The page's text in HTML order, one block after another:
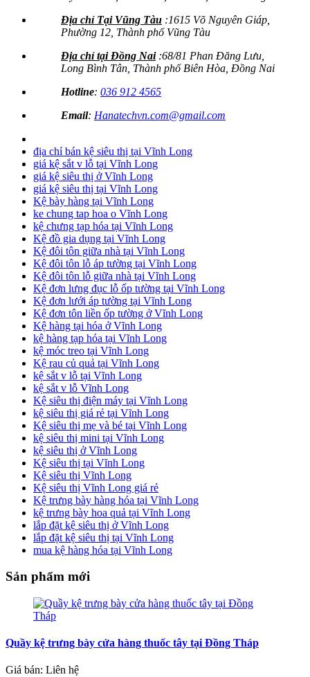
Địa chỉ Tại Vũng Tàu :1615 Võ Nguyên Giáp,
Phường 12, Thành phố Vũng Tàu
Địa chỉ tại Đồng Nai:68/81 Phan Đăng Lưu,
Long Bình Tân, Thành phố Biên Hòa, Đồng Nai
Hotline: 036 912 4565
Email: Hanatechvn.com@gmail.com
địa chỉ bán kệ siêu thị tại Vĩnh Long
giá kệ sắt v lỗ tại Vĩnh Long
giá kệ siêu thị ở Vĩnh Long
giá kệ siêu thị tại Vĩnh Long
Kệ bày hàng tại Vĩnh Long
ke chung tap hoa o Vĩnh Long
kệ chưng tạp hóa tại Vĩnh Long
Kệ đồ gia dụng tại Vĩnh Long
Kệ đôi tôn giữa nhà tại Vĩnh Long
Kệ đôi tôn lỗ áp tường tại Vĩnh Long
Kệ đôi tôn lỗ giữa nhà tại Vĩnh Long
Kệ đơn lưng đục lỗ ốp tường tại Vĩnh Long
Kệ đơn lưới áp tường tại Vĩnh Long
Kệ đơn tôn liền ốp tường ở Vĩnh Long
Kệ hàng tại hóa ở Vĩnh Long
kệ hàng tạp hóa tại Vĩnh Long
kệ móc treo tại Vĩnh Long
Kệ rau củ quả tại Vĩnh Long
kệ sắt v lỗ tại Vĩnh Long
kệ sắt v lỗ Vĩnh Long
Kệ siêu thị điện máy tại Vĩnh Long
kệ siêu thị giá rẻ tại Vĩnh Long
Kệ siêu thị mẹ và bé tại Vĩnh Long
kệ siêu thị mini tại Vĩnh Long
kệ siêu thị ở Vĩnh Long
Kệ siêu thị tại Vĩnh Long
Kệ siêu thị Vĩnh Long
Kệ siêu thị Vĩnh Long giá rẻ
Kệ trưng bày hàng hóa tại Vĩnh Long
kệ trưng bày hoa quả tại Vĩnh Long
lắp đặt kệ siêu thị ở Vĩnh Long
lắp đặt kệ siêu thị tại Vĩnh Long
mua kệ hàng hóa tại Vĩnh Long
Sản phẩm mới
Quầy kệ trưng bày cửa hàng thuốc tây tại Đồng Tháp
Giá bán: Liên hệ